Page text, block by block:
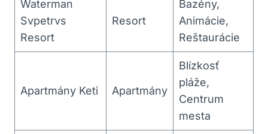
Waterman
Svpetrvs
Resort
Resort
Bazény,
Animácie,
Reštaurácie
Apartmány Keti Apartmány
Blízkosť
pláže,
Centrum
mesta